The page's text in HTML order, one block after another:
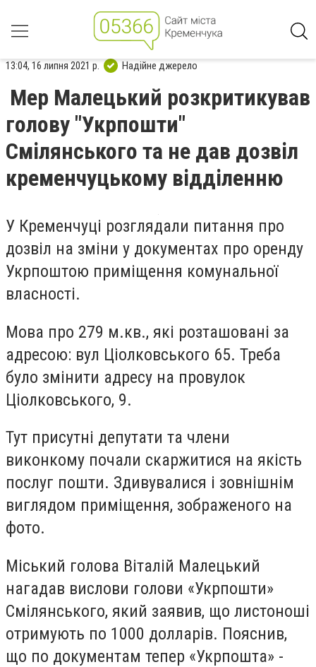
13:04, 16 липня 2021 р. Надійне джерело
Мер Малецький розкритикував
голову "Укрпошти"
Смілянського та не дав дозвіл
кременчуцькому відділенню
У Кременчуці розглядали питання про
дозвіл на зміни у документах про оренду
Укрпоштою приміщення комунальної
власності.
Мова про 279 м.кв., які розташовані за
адресою: вул Ціолковського 65. Треба
було змінити адресу на провулок
Ціолковського, 9.
Тут присутні депутати та члени
виконкому почали скаржитися на якість
послуг пошти. Здивувалися і зовнішнім
виглядом приміщення, зображеного на
фото.
Міський голова Віталій Малецький
нагадав вислови голови «Укрпошти»
Смілянського, який заявив, що листоноші
отримують по 1000 долларів. Пояснив,
що по документам тепер «Укрпошта» -